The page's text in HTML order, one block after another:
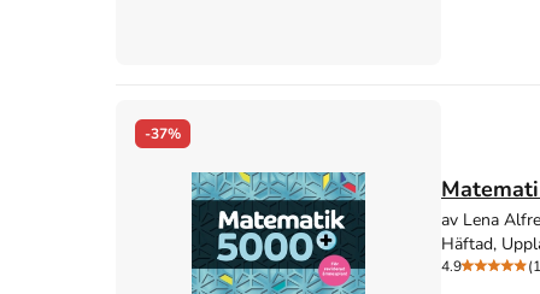
-37%
av Lena
Häftad,
4.9